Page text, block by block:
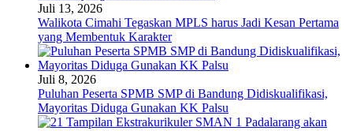
Juli 13, 2026
Walikota Cimahi Tegaskan MPLS harus Jadi Kesan Pertama
yang Membentuk Karakter
Juli 8, 2026
Puluhan Peserta SPMB SMP di Bandung Didiskualifikasi,
Mayoritas Diduga Gunakan KK Palsu